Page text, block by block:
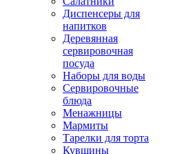
Диспенсеры для
напитков
Деревянная
сервировочная
посуда
Наборы для воды
Сервировочные
блюда
Менажницы
Мармиты
Тарелки для торта
Кувшины